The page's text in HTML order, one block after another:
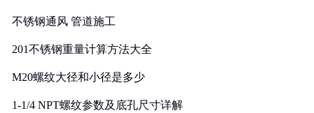
不锈钢通风 管道施工
201不锈钢重量计算方法大全
M20螺纹大径和小径是多少
1-1/4 NPT螺纹参数及底孔尺寸详解